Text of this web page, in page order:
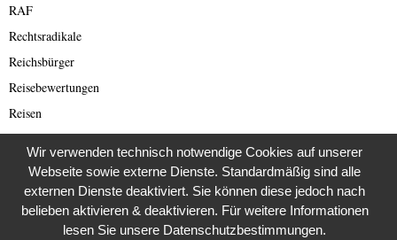
RAF
Rechtsradikale
Reichsbürger
Reisebewertungen
Reisen
Rente
Restaurants
Rezepte
Romance Scam (Deutsch)
Wir verwenden technisch notwendige Cookies auf unserer
Webseite sowie externe Dienste. Standardmäßig sind alle
externen Dienste deaktiviert. Sie können diese jedoch nach
belieben aktivieren & deaktivieren. Für weitere Informationen
lesen Sie unsere Datenschutzbestimmungen.